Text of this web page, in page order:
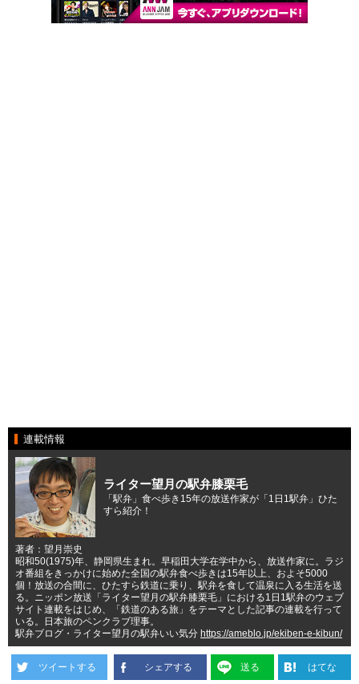
連載情報
ライター望月の駅弁膝栗毛
「駅弁」食べ歩き15年の放送作家が「1日1駅弁」ひた
すら紹介！
著者：望月崇史
昭和50(1975)年、静岡県生まれ。早稲田大学在学中から、放送作家に。ラジ
オ番組をきっかけに始めた全国の駅弁食べ歩きは15年以上、およそ5000
個！放送の合間に、ひたすら鉄道に乗り、駅弁を食して温泉に入る生活を送
る。ニッポン放送「ライター望月の駅弁膝栗毛」における1日1駅弁のウェブ
サイト連載をはじめ、「鉄道のある旅」をテーマとした記事の連載を行って
いる。日本旅のペンクラブ理事。
駅弁ブログ・ライター望月の駅弁いい気分 https://ameblo.jp/ekiben-e-kibun/
ツイートする シェアする 送る はてな